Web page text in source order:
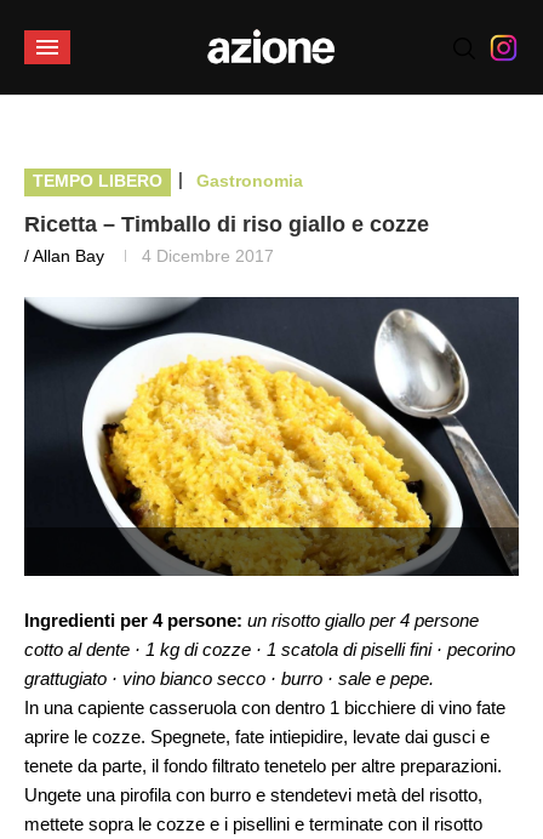
TEMPO LIBERO | Gastronomia
Ricetta – Timballo di riso giallo e cozze
/ Allan Bay 4 Dicembre 2017
Ingredienti per 4 persone: un risotto giallo per 4 persone
cotto al dente · 1 kg di cozze · 1 scatola di piselli fini· pecorino
grattugiato · vino bianco secco · burro · sale e pepe.
In una capiente casseruola con dentro 1 bicchiere di vino fate
aprire le cozze. Spegnete, fate intiepidire, levate dai gusci e
tenete da parte, il fondo filtrato tenetelo per altre preparazioni.
Ungete una pirofila con burro e stendetevi metà del risotto,
mettete sopra le cozze e i pisellini e terminate con il risotto